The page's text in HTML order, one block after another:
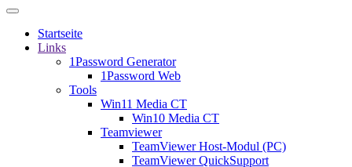
Startseite
Links
1Password Generator
1Password Web
Tools
Win11 Media CT
Win10 Media CT
Teamviewer
TeamViewer Host-Modul (PC)
TeamViewer QuickSupport